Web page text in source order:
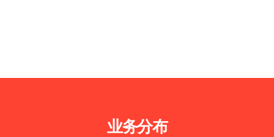
业务分布